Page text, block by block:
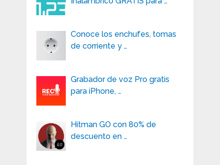
Conoce los enchufes, tomas
de corriente y …
Grabador de voz Pro gratis
para iPhone, …
Hitman GO con 80% de
descuento en …